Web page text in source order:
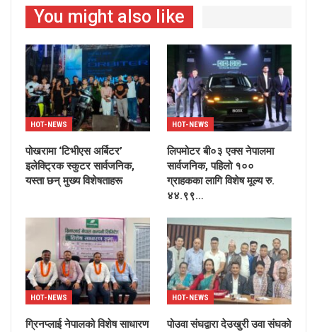
You might also like
HOT-NEWS
पोखरामा ‘टिभीएस अर्बिटर’
इलेक्ट्रिक स्कुटर सार्वजनिक,
यस्ता छन् मुख्य विशेषताहरू
HOT-NEWS
लिपमोटर बी०३ एक्स नेपालमा
सार्वजनिक, पहिलो १००
ग्राहकका लागि विशेष मूल्य रु.
४४.९९…
HOT-NEWS
ग्रिनप्लाई नेपालको विशेष साधारण
HOT-NEWS
पोउवा संघद्वारा देउखुरी उवा संघको